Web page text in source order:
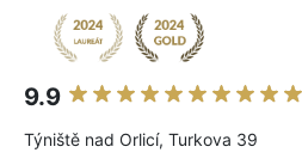
9.9
Týniště nad Orlicí, Turkova 39